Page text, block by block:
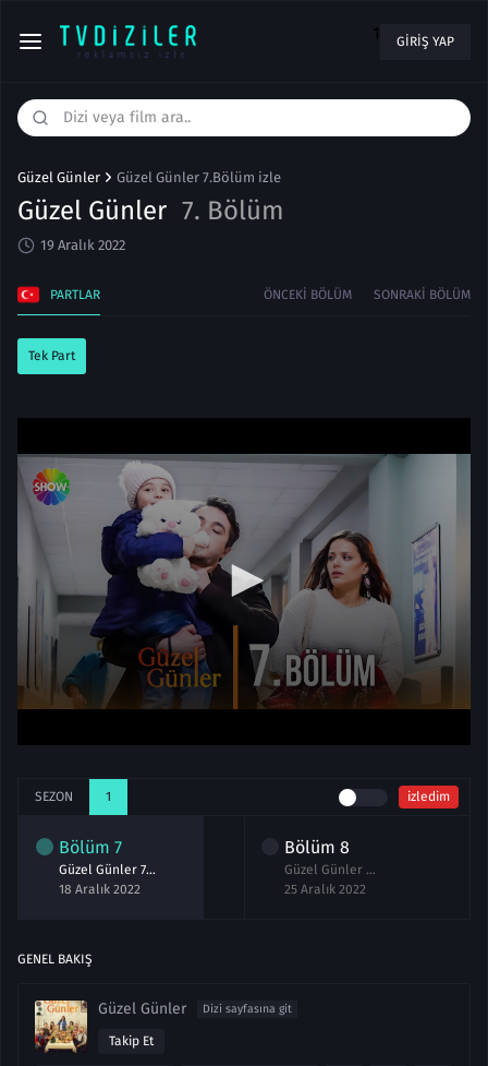
1 GIRIŞ YAP
Güzel Günler Güzel Günler 7.Bölüm izle
Güzel Günler 7. Bölüm
19 Aralık 2022
PARTLAR ÖNCEKI BÖLÜM SONRAKI BÖLÜM
Tek Part
SEZON 1 izledim
Bölüm 7
Güzel Günler 7.Bölüm izle
18 Aralık 2022
Bölüm 8
Güzel Günler 8.Bölüm izle
25 Aralık 2022
GENEL BAKIŞ
Güzel Günler Dizi sayfasına git
Takip Et